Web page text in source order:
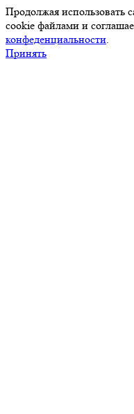
Продолжая использовать
cookie файлами и
конфеденциальности
Принять